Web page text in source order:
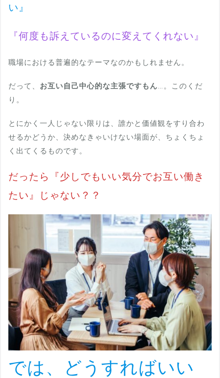
い』
『何度も訴えているのに変えてくれない』
職場における普遍的なテーマなのかもしれません。
だって、 お互い自己中心的な主張ですもん…。このくだ
り。
とにかく一人じゃない限りは、誰かと価値観をすり合わ
せるかどうか、決めなきゃいけない場面が、ちょくちょ
く出てくるものです。
だったら『少しでもいい気分でお互い働き
たい』じゃない？？
では、どうすればいい